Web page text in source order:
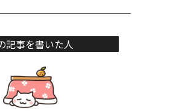
記事を書いた人